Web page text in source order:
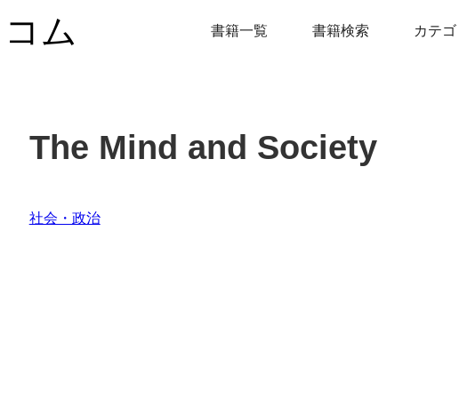
ム 書籍一覧 書籍検索 カテゴ
The Mind and Society
社会・政治